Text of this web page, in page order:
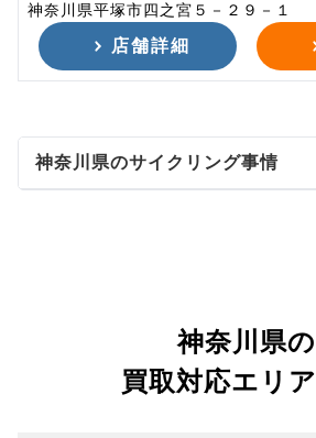
神奈川県平塚市四之宮５－２９－１
店舗詳細
神奈川県のサイクリング事情
神奈川県の
買取対応エリ